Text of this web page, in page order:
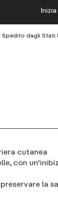
Spedito dagli Stati
cutanea
con
la